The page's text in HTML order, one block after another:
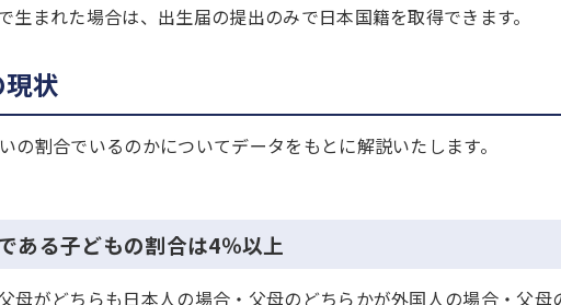
生まれた場合は、出生届の提出のみで日本国籍を取得できます。
状
の割合でいるのかについてデータをもとに解説いたします。
ある子どもの割合は4％以上
母がどちらも日本人の場合・父母のどちらかが外国人の場合・父母